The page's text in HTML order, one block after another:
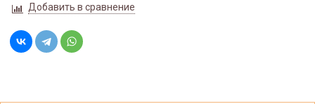
Добавить в сравнение